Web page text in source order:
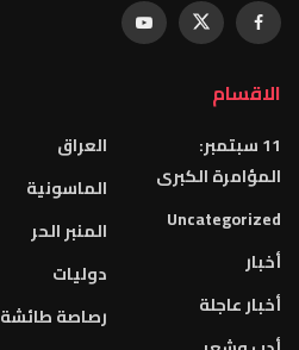
الاقسام
11 سبتمبر:
المؤامرة الكبرى
Uncategorized
أخبار
أخبار عاجلة
العراق
الماسونية
المنبر الحر
دوليات
رصاصة طائشة